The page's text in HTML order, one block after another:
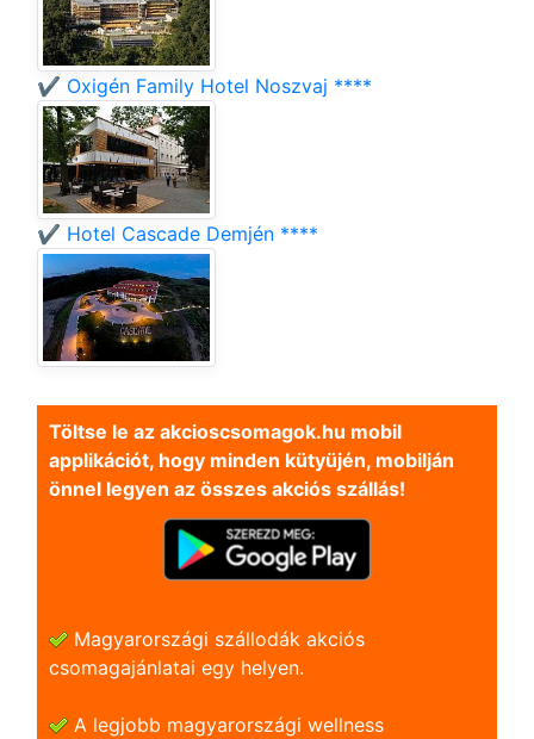
✔️ Oxigén Family Hotel Noszvaj ****
✔️ Hotel Cascade Demjén ****
Töltse le az akcioscsomagok.hu mobil
applikációt, hogy minden kütyüjén, mobilján
önnel legyen az összes akciós szállás!
Magyarországi szállodák akciós
csomagajánlatai egy helyen.
A legjobb magyarországi wellness